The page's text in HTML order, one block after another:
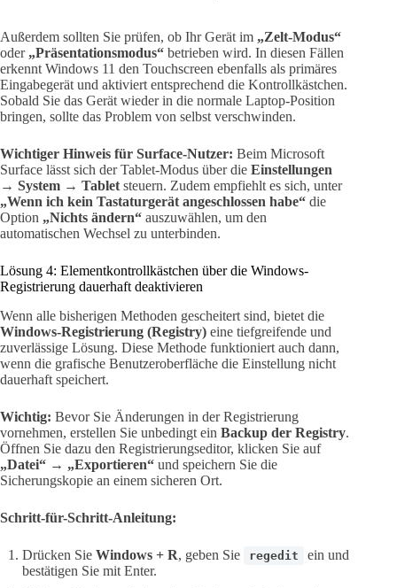
Außerdem sollten Sie prüfen, ob Ihr Gerät im „Zelt-Modus“
oder „Präsentationsmodus“ betrieben wird. In diesen Fällen
erkennt Windows 11 den Touchscreen ebenfalls als primäres
Eingabegerät und aktiviert entsprechend die Kontrollkästchen.
Sobald Sie das Gerät wieder in die normale Laptop-Position
bringen, sollte das Problem von selbst verschwinden.
Wichtiger Hinweis für Surface-Nutzer: Beim Microsoft
Surface lässt sich der Tablet-Modus über die Einstellungen
→ System → Tablet steuern. Zudem empfiehlt es sich, unter
„Wenn ich kein Tastaturgerät angeschlossen habe“ die
Option „Nichts ändern“ auszuwählen, um den
automatischen Wechsel zu unterbinden.
Lösung 4: Elementkontrollkästchen über die Windows-
Registrierung dauerhaft deaktivieren
Wenn alle bisherigen Methoden gescheitert sind, bietet die
Windows-Registrierung (Registry) eine tiefgreifende und
zuverlässige Lösung. Diese Methode funktioniert auch dann,
wenn die grafische Benutzeroberfläche die Einstellung nicht
dauerhaft speichert.
Wichtig: Bevor Sie Änderungen in der Registrierung
vornehmen, erstellen Sie unbedingt ein Backup der Registry.
Öffnen Sie dazu den Registrierungseditor, klicken Sie auf
„Datei“ → „Exportieren“ und speichern Sie die
Sicherungskopie an einem sicheren Ort.
Schritt-für-Schritt-Anleitung:
Drücken Sie Windows + R, geben Sie regedit
ein und
bestätigen Sie mit Enter.